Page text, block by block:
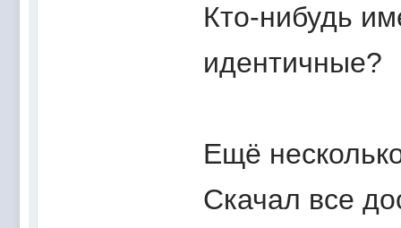
Кто-нибудь
идентичные?
Ещё
Скачал все